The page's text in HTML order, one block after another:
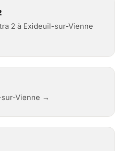
2 à Exideuil-sur-Vienne
sur-Vienne →